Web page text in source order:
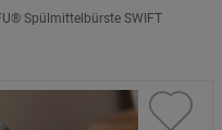
Spülmittelbürste SWIFT